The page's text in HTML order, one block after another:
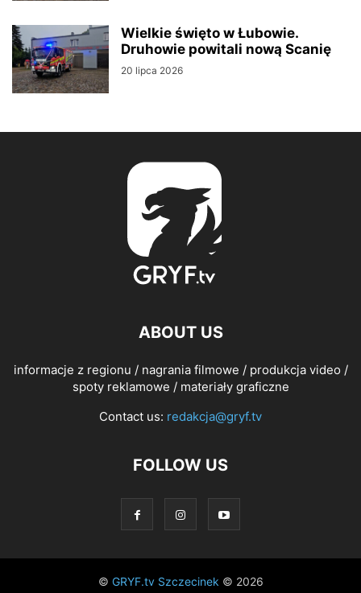
Wielkie święto w Łubowie.
Druhowie powitali nową Scanię
20 lipca 2026
ABOUT US
informacje z regionu / nagrania filmowe / produkcja video /
spoty reklamowe / materiały graficzne
Contact us: redakcja@gryf.tv
FOLLOW US
© GRYF.tv Szczecinek © 2026